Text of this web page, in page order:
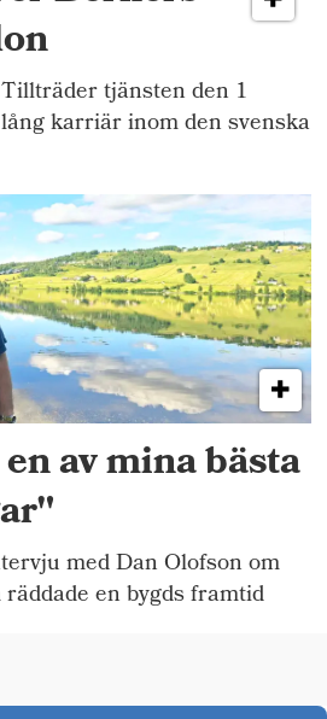
tjänsten den 1
karriär inom den svenska
av mina bästa
med Dan Olofson om
en bygds framtid